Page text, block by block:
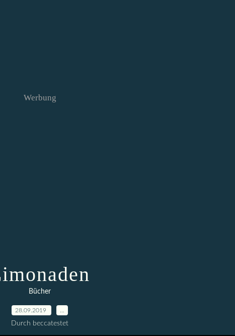
Werbung
Bücher
28.09.2019
Durch beccatestet